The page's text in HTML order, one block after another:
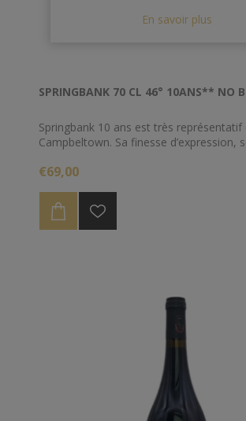
SPRINGBANK 70 CL 46° 10ANS** NO
Springbank 10 ans est très représentatif
Campbeltown. Sa finesse d’expression,
ses principaux traits de caractère. La
bourbon et 40% dans des fûts de sherry
€69,00
En savoir plus